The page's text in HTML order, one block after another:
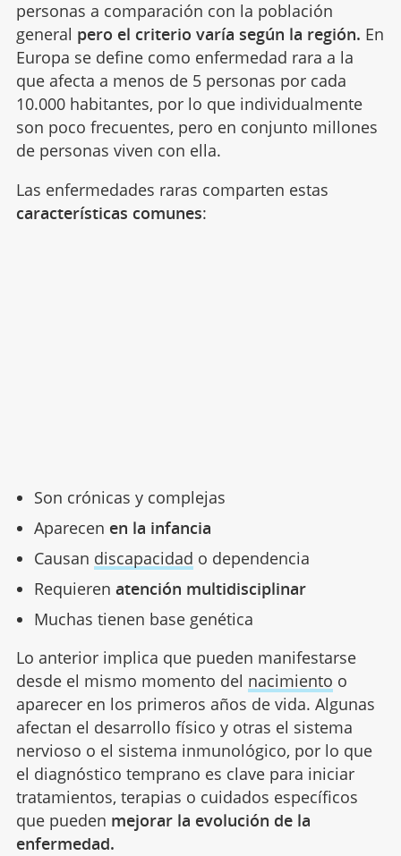
personas a comparación con la población
general pero el criterio varía según la región. En
Europa se define como enfermedad rara a la
que afecta a menos de 5 personas por cada
10.000 habitantes, por lo que individualmente
son poco frecuentes, pero en conjunto millones
de personas viven con ella.
Las enfermedades raras comparten estas
características comunes:
Son crónicas y complejas
Aparecen en la infancia
Causan discapacidad o dependencia
Requieren atención multidisciplinar
Muchas tienen base genética
Lo anterior implica que pueden manifestarse
desde el mismo momento del nacimiento o
aparecer en los primeros años de vida. Algunas
afectan el desarrollo físico y otras el sistema
nervioso o el sistema inmunológico, por lo que
el diagnóstico temprano es clave para iniciar
tratamientos, terapias o cuidados específicos
que pueden mejorar la evolución de la
enfermedad.